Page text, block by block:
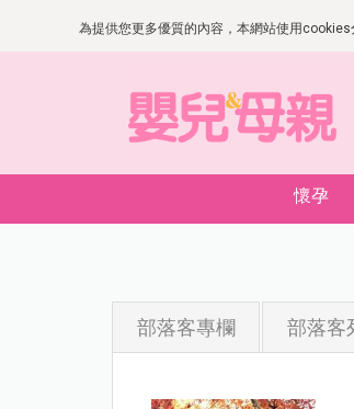
為提供您更多優質的內容，本網站使用
懷孕
部落客專欄 部落客